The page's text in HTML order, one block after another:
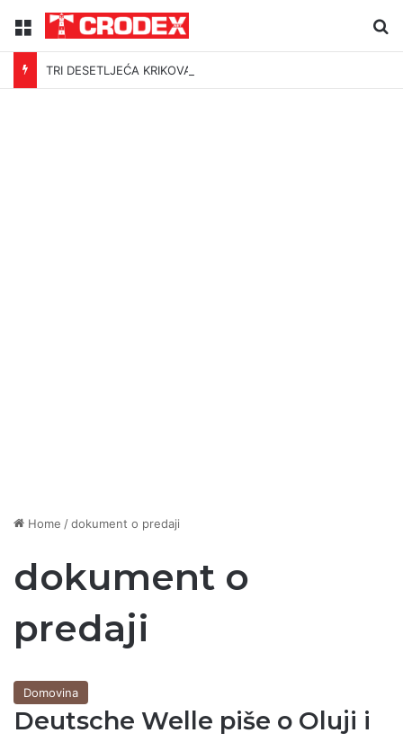
Menu
TRI DESETLJEĆA KRIKOVA OČAJNIKA
Home /dokument o predaji
dokument o
predaji
Domovina
Deutsche Welle piše o Oluji i